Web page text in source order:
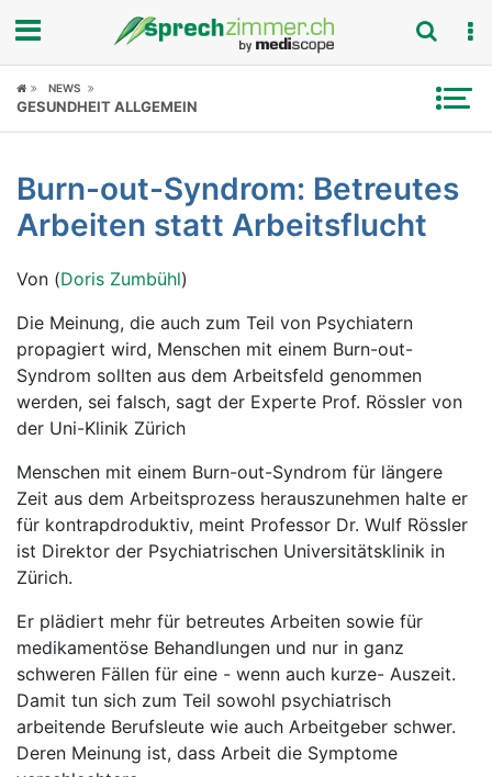
Fokus
Symptome
Ratgeber
Rubriken
NEWS
GESUNDHEIT ALLGEMEIN
Burn-out-Syndrom: Betreutes
Arbeiten statt Arbeitsflucht
Von (Doris Zumbühl)
Die Meinung, die auch zum Teil von Psychiatern
propagiert wird, Menschen mit einem Burn-out-
Syndrom sollten aus dem Arbeitsfeld genommen
werden, sei falsch, sagt der Experte Prof. Rössler von
der Uni-Klinik Zürich
Menschen mit einem Burn-out-Syndrom für längere
Zeit aus dem Arbeitsprozess herauszunehmen halte er
für kontrapdroduktiv, meint Professor Dr. Wulf Rössler
ist Direktor der Psychiatrischen Universitätsklinik in
Zürich.
Er plädiert mehr für betreutes Arbeiten sowie für
medikamentöse Behandlungen und nur in ganz
schweren Fällen für eine - wenn auch kurze- Auszeit.
Damit tun sich zum Teil sowohl psychiatrisch
arbeitende Berufsleute wie auch Arbeitgeber schwer.
Deren Meinung ist, dass Arbeit die Symptome